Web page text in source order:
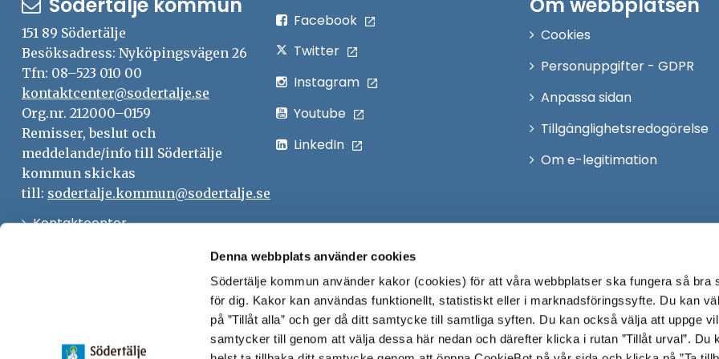
Denna webbplats använder cookies
Södertälje kommun använder kakor (cookies) för att våra webbplatser ska fungera så bra
för dig. Kakor kan användas funktionellt, statistiskt eller i marknadsföringssyfte. Du kan
på ”Tillåt alla” och ger då ditt samtycke till samtliga syften. Du kan också välja att uppge
samtycker till genom att välja dessa här nedan och därefter klicka i rutan ”Tillåt urval”. Du
151 89 Södertälje
Besöksadress: Nyköpingsvägen 26
Tfn: 08–523 010 00
kontaktcenter@sodertalje.se
Org.nr. 212000–0159
Remisser, beslut och
meddelande/info till Södertälje
kommun skickas
till: sodertalje.kommun@sodertalje.se
KontaktcenterÖppna
fönster
Anslagstavla
Facebook
Twitter
Instagram
Youtube
LinkedIn
Cookies
Personuppgifter - GDPR
Anpassa sidan
Tillgänglighetsredogörelse
Om e-legitimation